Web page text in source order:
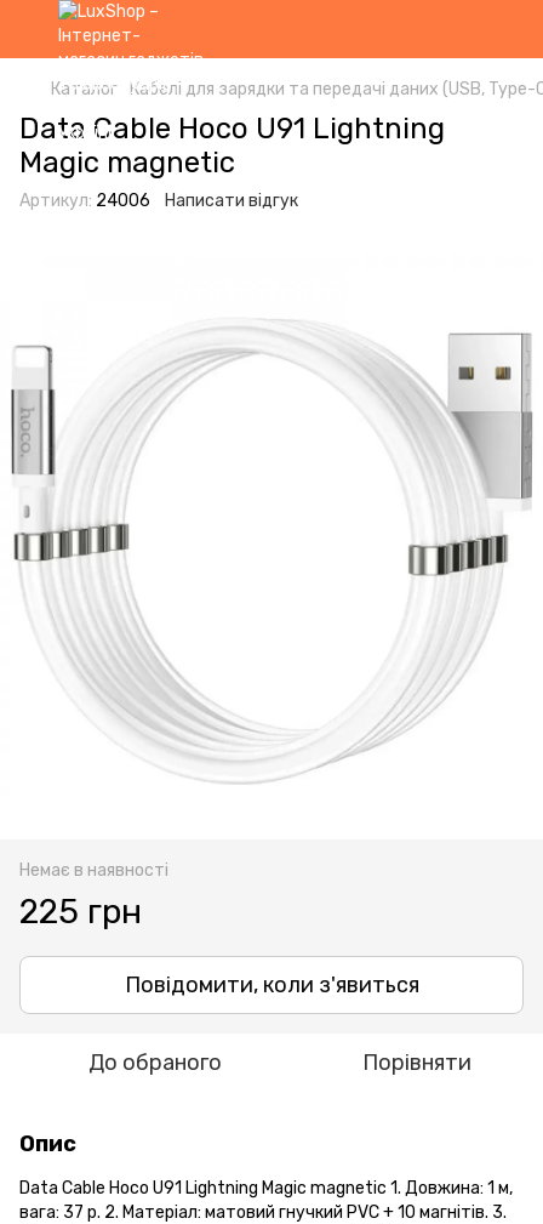
Каталог Кабелі для зарядки та передачі даних (USB,
Data Cable Hoco U91 Lightning
Magic magnetic
Артикул: 24006 Написати відгук
Немає в наявності
225 грн
Повідомити, коли з'явиться
До обраного Порівняти
Опис
Data Cable Hoco U91 Lightning Magic magnetic 1. Довжина: 1 м,
вага: 37 р. 2. Матеріал: матовий гнучкий PVC + 10 магнітів. 3.